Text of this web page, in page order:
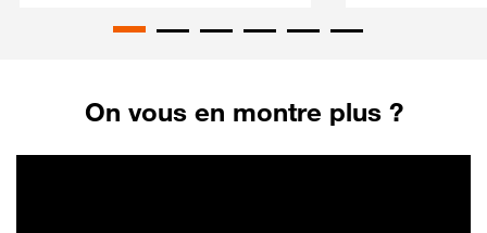
On vous en montre plus ?